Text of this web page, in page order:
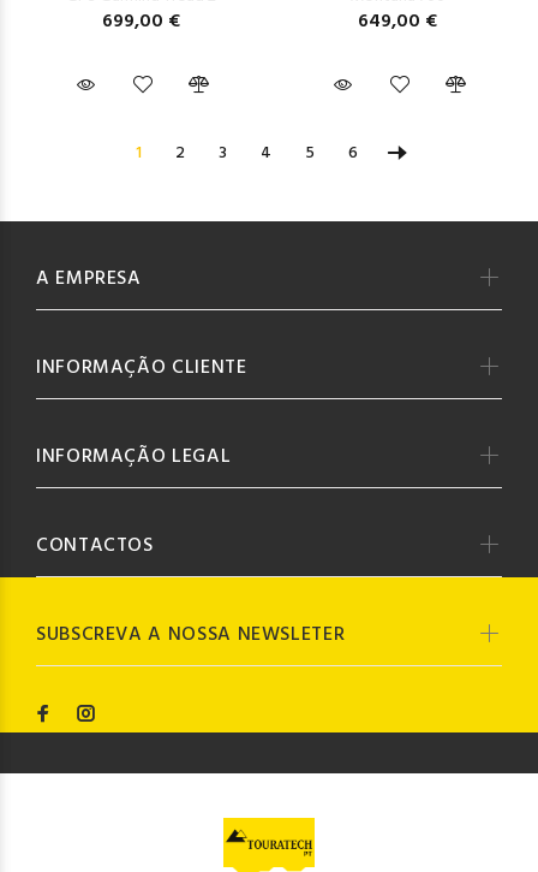
699,00 € 649,00 €
1 2 3 4 5 6
SUBSCREVA A NOSSA NEWSLETER
A EMPRESA
INFORMAÇÃO CLIENTE
INFORMAÇÃO LEGAL
CONTACTOS